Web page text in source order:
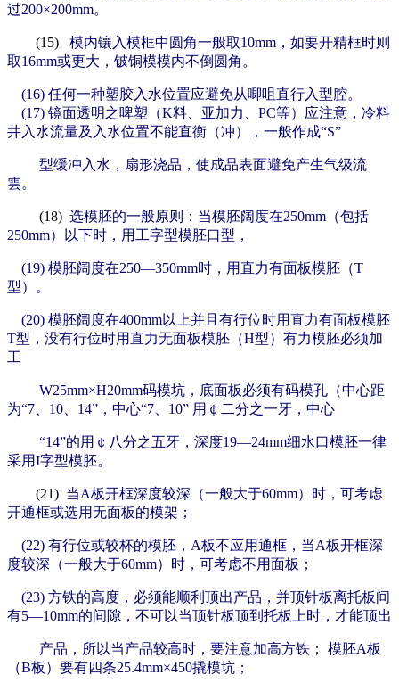
过200×200mm。
(15) 模内镶入模框中圆角一般取10mm，如要开精框时则
取16mm或更大，铍铜模模内不倒圆角。
(16) 任何一种塑胶入水位置应避免从唧咀直行入型腔。
(17) 镜面透明之啤塑（K料、亚加力、PC等）应注意，冷料
井入水流量及入水位置不能直衡（冲），一般作成“S”
型缓冲入水，扇形浇品，使成品表面避免产生气级流
雲。
(18) 选模胚的一般原则： 当模胚阔度在250mm（包括
250mm）以下时，用工字型模胚口型，
(19) 模胚阔度在250—350mm时，用直力有面板模胚（T
型）。
(20) 模胚阔度在400mm以上并且有行位时用直力有面板模胚
T型，没有行位时用直力无面板模胚（H型）有力模胚必须加
工
W25mm×H20mm码模坑，底面板必须有码模孔（中心距
为“7、10、14”，中心“7、10” 用￠二分之一牙，中心
“14”的用￠八分之五牙，深度19—24mm细水口模胚一律
采用I字型模胚。
(21) 当A板开框深度较深（一般大于60mm）时，可考虑
开通框或选用无面板的模架；
(22) 有行位或较杯的模胚，A板不应用通框，当A板开框深
度较深（一般大于60mm）时，可考虑不用面板；
(23) 方铁的高度，必须能顺利顶出产品，并顶针板离托板间
有5—10mm的间隙，不可以当顶针板顶到托板上时，才能顶出
产品，所以当产品较高时，要注意加高方铁； 模胚A板
（B板）要有四条25.4mm×450撬模坑；